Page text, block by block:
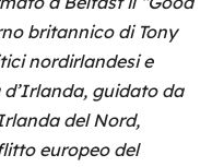
britannico di Tony
nordirlandesi e
guidato da
del Nord,
europeo del